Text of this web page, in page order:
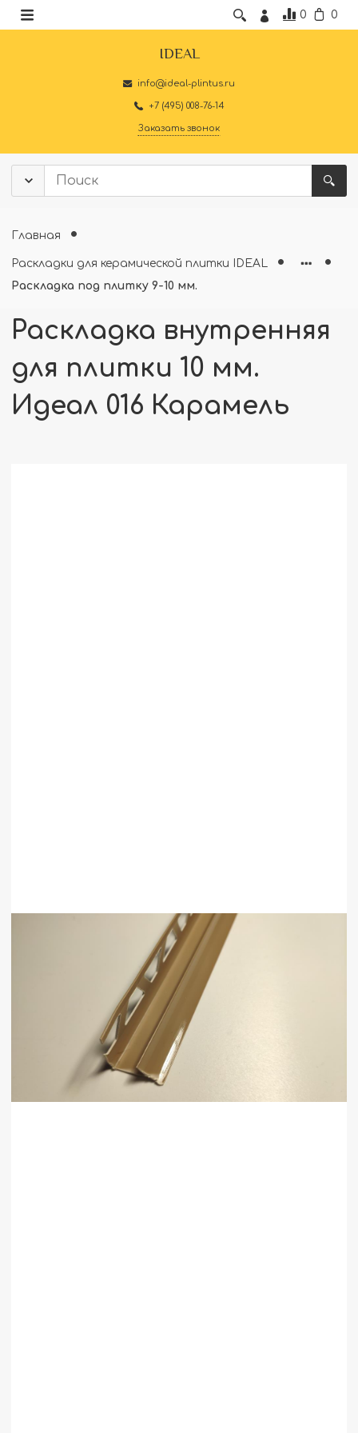
0 0
IDEAL
info@ideal-plintus.ru
+7 (495) 008-76-14
Заказать звонок
Главная
Раскладки для керамической плитки IDEAL
Раскладка под плитку 9-10 мм.
Раскладка внутренняя
для плитки 10 мм.
Идеал 016 Карамель